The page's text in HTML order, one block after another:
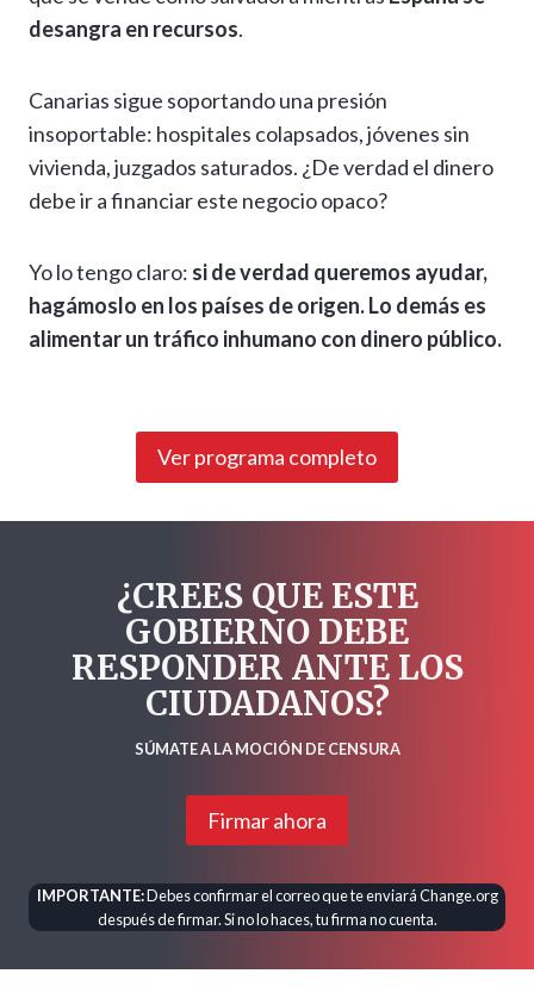
desangra en recursos.
Canarias sigue soportando una presión
insoportable: hospitales colapsados, jóvenes sin
vivienda, juzgados saturados. ¿De verdad el dinero
debe ir a financiar este negocio opaco?
Yo lo tengo claro: si de verdad queremos ayudar,
hagámoslo en los países de origen. Lo demás es
alimentar un tráfico inhumano con dinero público.
Ver programa completo
¿CREES QUE ESTE
GOBIERNO DEBE
RESPONDER ANTE LOS
CIUDADANOS?
SÚMATE A LA MOCIÓN DE CENSURA
Firmar ahora
IMPORTANTE:Debes confirmar el correo que te enviará Change.org
después de firmar. Si no lo haces, tu firma no cuenta.